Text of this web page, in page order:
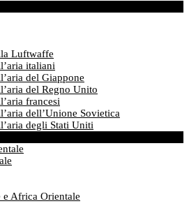
Luftwaffe
italiani
del Giappone
del Regno Unito
francesi
dell’Unione Sovietica
degli Stati Uniti
Africa Orientale